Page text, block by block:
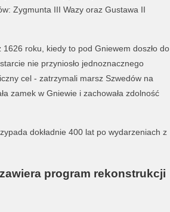
Zygmunta III Wazyoraz Gustawa II
roku, kiedy to pod Gniewem doszło do
nie przyniosło jednoznacznego
cel - zatrzymali marsz Szwedów na
zamek w Gniewie i zachowała zdolność
dokładnie 400 lat po wydarzeniach z
program rekonstrukcji